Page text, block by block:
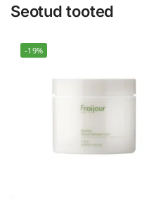
Seotud tooted
-19%